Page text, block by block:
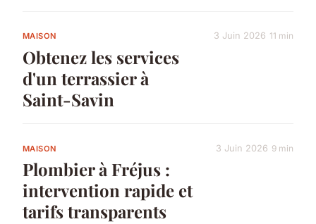
MAISON
Obtenez les services
d'un terrassier à
Saint-Savin
3 Juin 2026 11 min
MAISON
Plombier à Fréjus :
intervention rapide et
tarifs transparents
3 Juin 2026 9 min